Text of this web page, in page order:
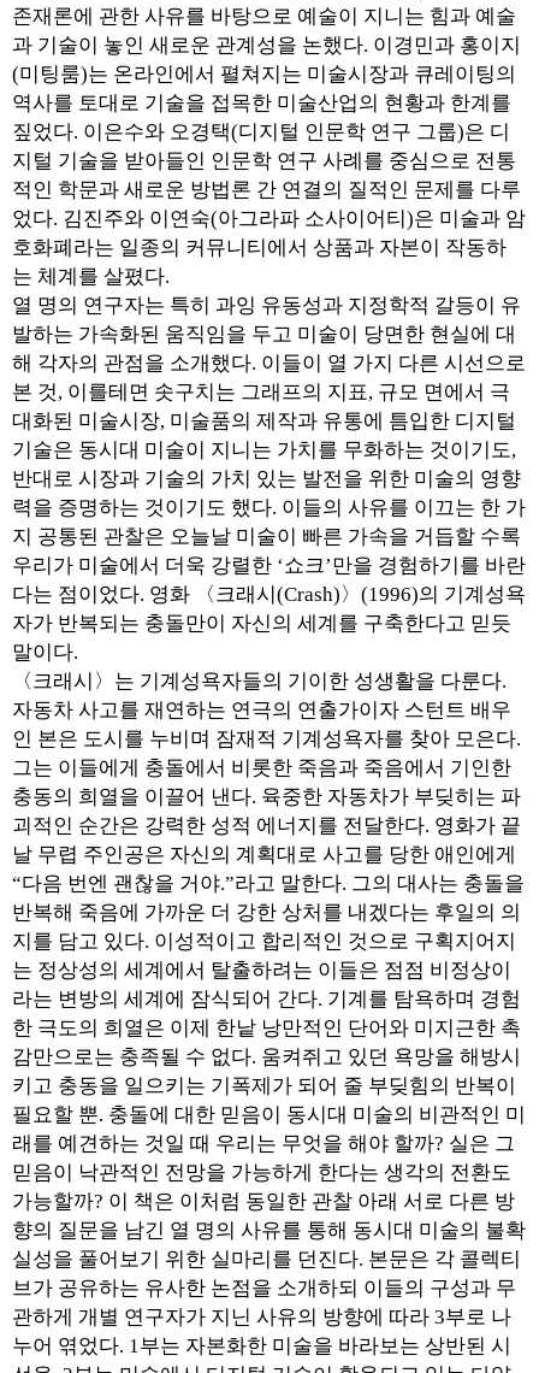
존재론에 관한 사유를 바탕으로 예술이 지니는 힘과 예술
과 기술이 놓인 새로운 관계성을 논했다. 이경민과 홍이지
(미팅룸)는 온라인에서 펼쳐지는 미술시장과 큐레이팅의
역사를 토대로 기술을 접목한 미술산업의 현황과 한계를
짚었다. 이은수와 오경택(디지털 인문학 연구 그룹)은 디
지털 기술을 받아들인 인문학 연구 사례를 중심으로 전통
적인 학문과 새로운 방법론 간 연결의 질적인 문제를 다루
었다. 김진주와 이연숙(아그라파 소사이어티)은 미술과 암
호화폐라는 일종의 커뮤니티에서 상품과 자본이 작동하
는 체계를 살폈다.
열 명의 연구자는 특히 과잉 유동성과 지정학적 갈등이 유
발하는 가속화된 움직임을 두고 미술이 당면한 현실에 대
해 각자의 관점을 소개했다. 이들이 열 가지 다른 시선으로
본 것, 이를테면 솟구치는 그래프의 지표, 규모 면에서 극
대화된 미술시장, 미술품의 제작과 유통에 틈입한 디지털
기술은 동시대 미술이 지니는 가치를 무화하는 것이기도,
반대로 시장과 기술의 가치 있는 발전을 위한 미술의 영향
력을 증명하는 것이기도 했다. 이들의 사유를 이끄는 한 가
지 공통된 관찰은 오늘날 미술이 빠른 가속을 거듭할 수록
우리가 미술에서 더욱 강렬한 ‘쇼크’만을 경험하기를 바란
다는 점이었다. 영화 〈크래시(Crash)〉(1996)의 기계성욕
자가 반복되는 충돌만이 자신의 세계를 구축한다고 믿듯
말이다.
〈크래시〉는 기계성욕자들의 기이한 성생활을 다룬다.
자동차 사고를 재연하는 연극의 연출가이자 스턴트 배우
인 본은 도시를 누비며 잠재적 기계성욕자를 찾아 모은다.
그는 이들에게 충돌에서 비롯한 죽음과 죽음에서 기인한
충동의 희열을 이끌어 낸다. 육중한 자동차가 부딪히는 파
괴적인 순간은 강력한 성적 에너지를 전달한다. 영화가 끝
날 무렵 주인공은 자신의 계획대로 사고를 당한 애인에게
“다음 번엔 괜찮을 거야.”라고 말한다. 그의 대사는 충돌을
반복해 죽음에 가까운 더 강한 상처를 내겠다는 후일의 의
지를 담고 있다. 이성적이고 합리적인 것으로 구획지어지
는 정상성의 세계에서 탈출하려는 이들은 점점 비정상이
라는 변방의 세계에 잠식되어 간다. 기계를 탐욕하며 경험
한 극도의 희열은 이제 한낱 낭만적인 단어와 미지근한 촉
감만으로는 충족될 수 없다. 움켜쥐고 있던 욕망을 해방시
키고 충동을 일으키는 기폭제가 되어 줄 부딪힘의 반복이
필요할 뿐. 충돌에 대한 믿음이 동시대 미술의 비관적인 미
래를 예견하는 것일 때 우리는 무엇을 해야 할까? 실은 그
믿음이 낙관적인 전망을 가능하게 한다는 생각의 전환도
가능할까? 이 책은 이처럼 동일한 관찰 아래 서로 다른 방
향의 질문을 남긴 열 명의 사유를 통해 동시대 미술의 불확
실성을 풀어보기 위한 실마리를 던진다. 본문은 각 콜렉티
브가 공유하는 유사한 논점을 소개하되 이들의 구성과 무
관하게 개별 연구자가 지닌 사유의 방향에 따라 3부로 나
누어 엮었다. 1부는 자본화한 미술을 바라보는 상반된 시